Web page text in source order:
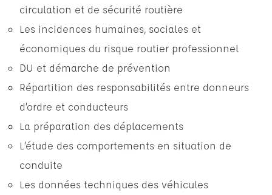
circulation et de sécurité routière
Les incidences humaines, sociales et
économiques du risque routier professionnel
DU et démarche de prévention
Répartition des responsabilités entre donneurs
d’ordre et conducteurs
La préparation des déplacements
L’étude des comportements en situation de
conduite
Les données techniques des véhicules